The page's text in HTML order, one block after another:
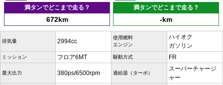
満タンでどこまで走る？
672km
満タンでどこまで走る？
-km
排気量 2994cc
使用燃料
エンジン
ハイオク
ガソリン
ミッション フロア6MT 駆動方式 FR
最大出力 380ps/6500rpm 過給器（ターボ）
スーパーチャージ
ャー